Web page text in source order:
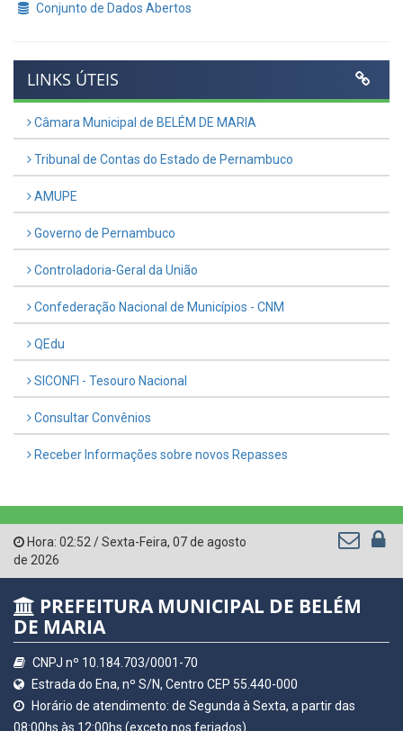
Conjunto de Dados Abertos
LINKS ÚTEIS
Câmara Municipal de BELÉM DE MARIA
Tribunal de Contas do Estado de Pernambuco
AMUPE
Governo de Pernambuco
Controladoria-Geral da União
Confederação Nacional de Municípios - CNM
QEdu
SICONFI - Tesouro Nacional
Consultar Convênios
Receber Informações sobre novos Repasses
Hora: 02:52 /Sexta-Feira, 07 de agosto
de 2026
PREFEITURA MUNICIPAL DE BELÉM
DE MARIA
CNPJ nº 10.184.703/0001-70
Estrada do Ena, nº S/N, Centro CEP 55.440-000
Horário de atendimento: de Segunda à Sexta, a partir das
08:00hs às 12:00hs (exceto nos feriados)